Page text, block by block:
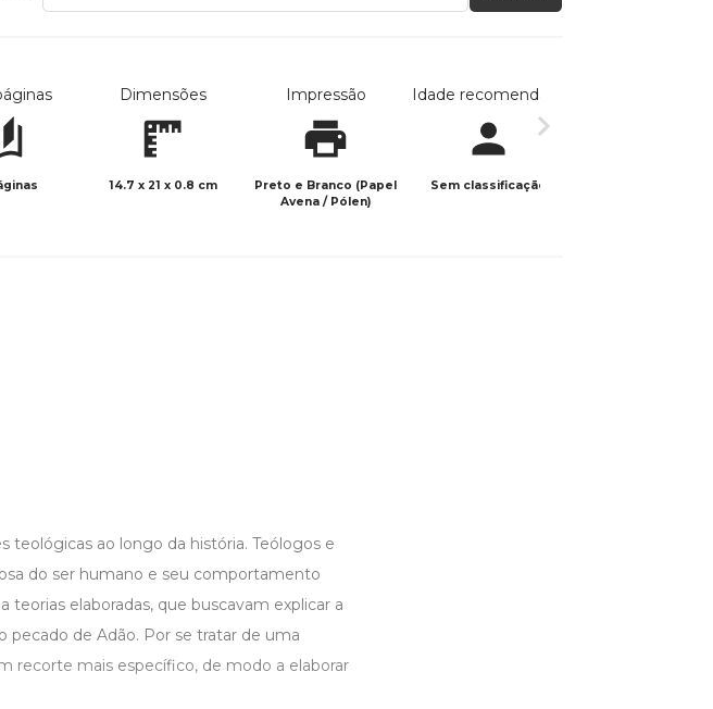
Dimensões
14.7 x 21 x 0.8 cm
Impressão
Preto e Branco (Papel
Avena / Pólen)
Idade recomendada
Sem classificação
ao longo da história. Teólogos e
do ser humano e seu comportamento
elaboradas, que buscavam explicar a
de Adão. Por se tratar de uma
recorte mais específico, de modo a elaborar